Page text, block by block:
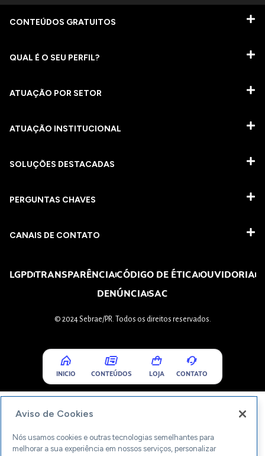
CONTEÚDOS GRATUITOS
QUAL É O SEU PERFIL?
ATUAÇÃO POR SETOR
ATUAÇÃO INSTITUCIONAL
SOLUÇÕES DESTACADAS
PERGUNTAS CHAVES​
CANAIS DE CONTATO
LGPDTRANSPARÊNCIACÓDIGO DE ÉTICAOUVIDORIA
DENÚNCIASAC
© 2024 Sebrae/PR. Todos os direitos reservados.
INICIO CONTEÚDOS LOJA CONTATO
Aviso de Cookies
Nós usamos cookies e outras tecnologias semelhantes para
melhorar a sua experiência em nossos serviços, personalizar